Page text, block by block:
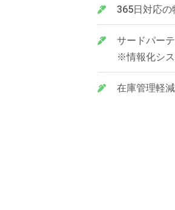
365日対応の
サードパー
※情報化シ
在庫管理軽